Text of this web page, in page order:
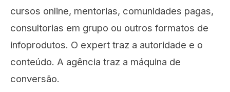
cursos online, mentorias, comunidades pagas,
consultorias em grupo ou outros formatos de
infoprodutos. O expert traz a autoridade e o
conteúdo. A agência traz a máquina de
conversão.